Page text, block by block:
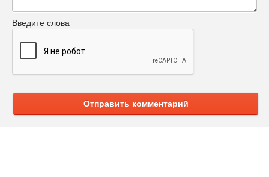
Введите слова
Отправить комментарий